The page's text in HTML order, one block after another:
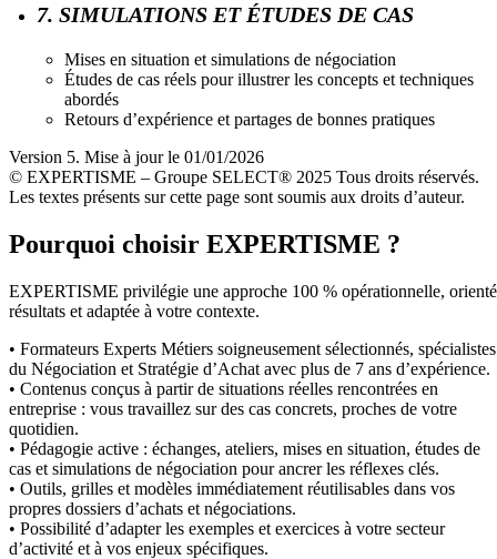
7. SIMULATIONS ET ÉTUDES DE CAS
Mises en situation et simulations de négociation
Études de cas réels pour illustrer les concepts et techniques
abordés
Retours d’expérience et partages de bonnes pratiques
Version 5. Mise à jour le 01/01/2026
© EXPERTISME – Groupe SELECT® 2025 Tous droits réservés.
Les textes présents sur cette page sont soumis aux droits d’auteur.
Pourquoi choisir EXPERTISME ?
EXPERTISME privilégie une approche 100 % opérationnelle,
résultats et adaptée à votre contexte.
• Formateurs Experts Métiers soigneusement sélectionnés, spécialistes
du Négociation et Stratégie d’Achat avec plus de 7 ans d’expérience.
• Contenus conçus à partir de situations réelles rencontrées en
entreprise : vous travaillez sur des cas concrets, proches de votre
quotidien.
• Pédagogie active : échanges, ateliers, mises en situation, études de
cas et simulations de négociation pour ancrer les réflexes clés.
• Outils, grilles et modèles immédiatement réutilisables dans vos
propres dossiers d’achats et négociations.
• Possibilité d’adapter les exemples et exercices à votre secteur
d’activité et à vos enjeux spécifiques.